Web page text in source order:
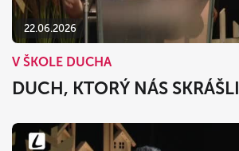
22.06.2026
V ŠKOLE DUCHA
DUCH, KTORÝ NÁS SKRÁŠLI